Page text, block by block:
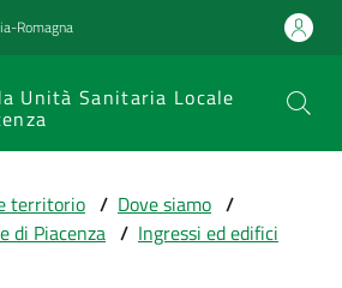
Romagna
Unità Sanitaria Locale
territorio / Dove siamo /
di Piacenza / Ingressi ed edifici